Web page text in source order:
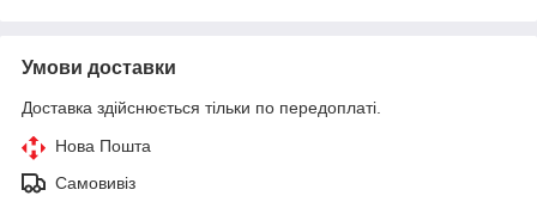
Умови доставки
Доставка здійснюється тільки по передоплаті.
Нова Пошта
Самовивіз